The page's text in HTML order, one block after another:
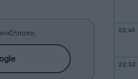
22:45
22:32